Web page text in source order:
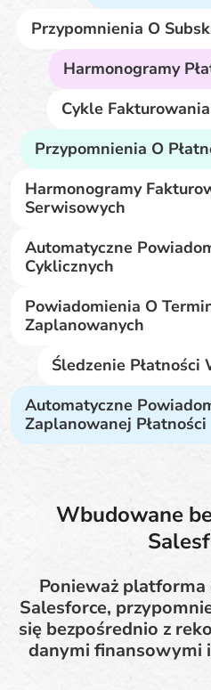
Przypomnienia O
Harmonogramy
Cykle
Przypomnienia O
Harmonogramy
Serwisowych
Automatyczne
Cyklicznych
Powiadomienia O
Zaplanowanych
Śledzenie
Automatyczne
Zaplanowanej Płatności
Wbudowane
Ponieważ
Salesforce,
się bezpośrednio z
danymi finansowymi